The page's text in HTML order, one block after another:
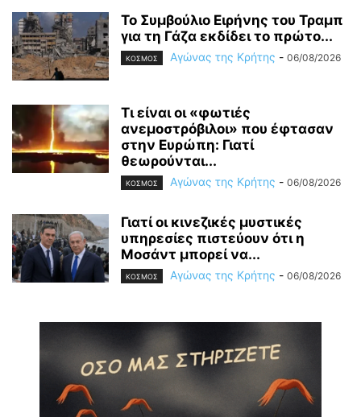
Το Συμβούλιο Ειρήνης του Τραμπ
για τη Γάζα εκδίδει το πρώτο...
ΚΟΣΜΟΣ Αγώνας της Κρήτης - 06/08/2026
Τι είναι οι «φωτιές
ανεμοστρόβιλοι» που έφτασαν
στην Ευρώπη: Γιατί
θεωρούνται...
ΚΟΣΜΟΣ Αγώνας της Κρήτης - 06/08/2026
Γιατί οι κινεζικές μυστικές
υπηρεσίες πιστεύουν ότι η
Μοσάντ μπορεί να...
ΚΟΣΜΟΣ Αγώνας της Κρήτης - 06/08/2026